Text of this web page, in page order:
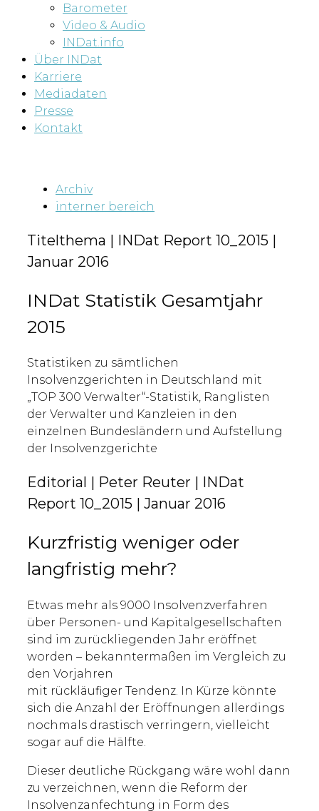
Barometer
Video & Audio
INDat.info
Über INDat
Karriere
Mediadaten
Presse
Kontakt
Archiv
interner bereich
Titelthema | INDat Report 10_2015 |
Januar 2016
INDat Statistik Gesamtjahr
2015
Statistiken zu sämtlichen
Insolvenzgerichten in Deutschland mit
„TOP 300 Verwalter“-Statistik, Ranglisten
der Verwalter und Kanzleien in den
einzelnen Bundesländern und Aufstellung
der Insolvenzgerichte
Editorial | Peter Reuter | INDat
Report 10_2015 | Januar 2016
Kurzfristig weniger oder
langfristig mehr?
Etwas mehr als 9000 Insolvenzverfahren
über Personen- und Kapitalgesellschaften
sind im zurückliegenden Jahr eröffnet
worden – bekanntermaßen im Vergleich zu
den Vorjahren
mit rückläufiger Tendenz. In Kürze könnte
sich die Anzahl der Eröffnungen allerdings
nochmals drastisch verringern, vielleicht
sogar auf die Hälfte.
Dieser deutliche Rückgang wäre wohl dann
zu verzeichnen, wenn die Reform der
Insolvenzanfechtung in Form des